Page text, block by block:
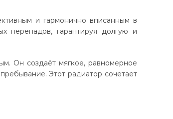
и гармонично вписанным в
перепадов, гарантируя долгую и
Он создаёт мягкое, равномерное
Этот радиатор сочетает